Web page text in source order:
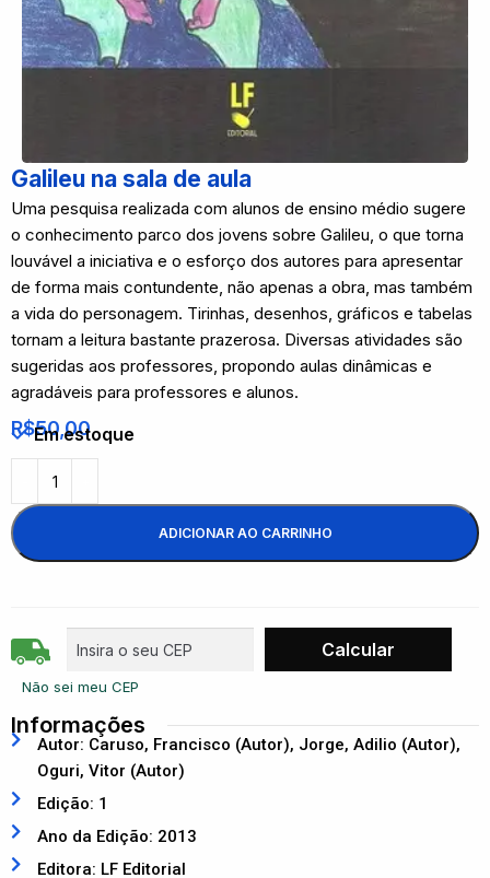
Galileu na sala de aula
Uma pesquisa realizada com alunos de ensino médio sugere
o conhecimento parco dos jovens sobre Galileu, o que torna
louvável a iniciativa e o esforço dos autores para apresentar
de forma mais contundente, não apenas a obra, mas também
a vida do personagem. Tirinhas, desenhos, gráficos e tabelas
tornam a leitura bastante prazerosa. Diversas atividades são
sugeridas aos professores, propondo aulas dinâmicas e
agradáveis para professores e alunos.
R$50,00
Em estoque
ADICIONAR AO CARRINHO
Não sei meu CEP
Informações
Autor: Caruso, Francisco (Autor), Jorge, Adilio (Autor),
Oguri, Vitor (Autor)
Edição: 1
Ano da Edição: 2013
Editora: LF Editorial